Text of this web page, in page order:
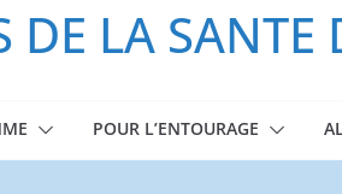
DE LA SANTE
POUR L’ENTOURAGE